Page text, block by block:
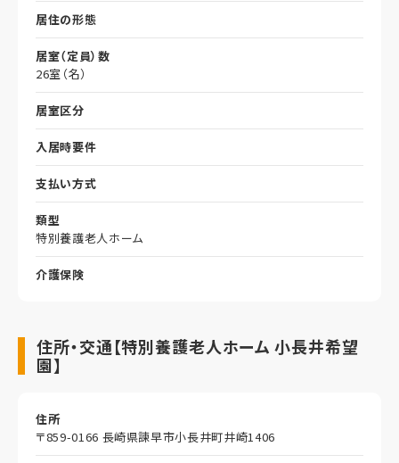
居住の形態
居室（定員）数
26室（名）
居室区分
入居時要件
支払い方式
類型
特別養護老人ホーム
介護保険
住所・交通【特別養護老人ホーム 小長井希望
園】
住所
〒859-0166 長崎県諫早市小長井町井崎1406